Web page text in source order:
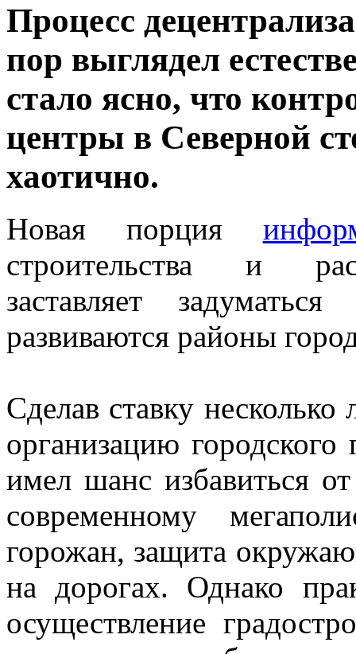
Процесс
пор выглядел
стало ясно, что
центры в Северной
хаотично.
Новая порция
строительства и
заставляет
развиваются районы
Сделав ставку
организацию городского
имел шанс избавиться
современному
горожан, защита
на дорогах. Однако
осуществление